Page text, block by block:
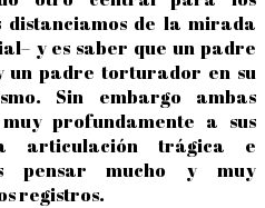
distanciamos de la mirada
y es saber que un padre
padre torturador en su
Sin embargo ambas
profundamente a sus
articulación trágica e
pensar mucho y muy
registros.